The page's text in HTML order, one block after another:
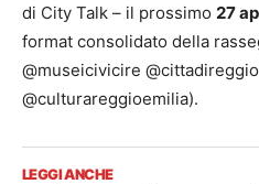
di City Talk – il prossimo 27
format consolidato della
@museicivicire
@culturareggioemilia).
LEGGI ANCHE